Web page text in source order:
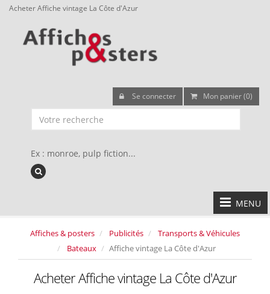
Acheter Affiche vintage La Côte d'Azur
Se connecter Mon panier (0)
Ex : monroe, pulp fiction...
MENU
Affiches & posters Publicités
Transports & Véhicules
Bateaux
Affiche vintage La Côte d'Azur
Acheter Affiche vintage La Côte d'Azur